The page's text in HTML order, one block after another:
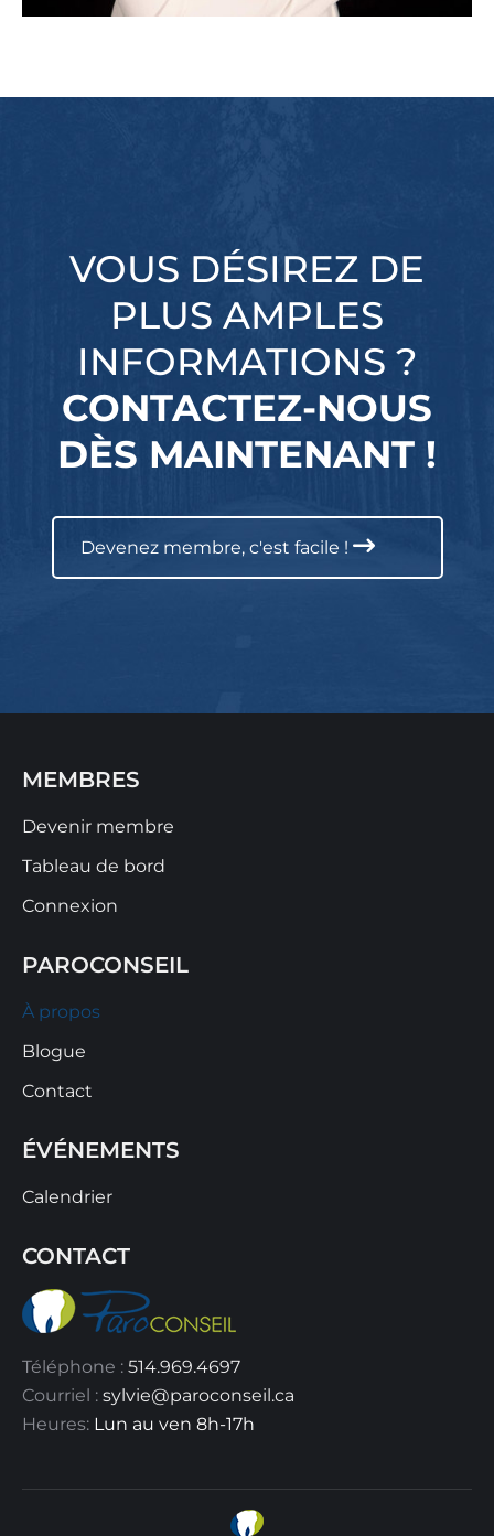
VOUS DÉSIREZ DE
PLUS AMPLES
INFORMATIONS ?
CONTACTEZ-NOUS
DÈS MAINTENANT !
Devenez membre, c'est facile !
MEMBRES
Devenir membre
Tableau de bord
Connexion
PAROCONSEIL
À propos
Blogue
Contact
ÉVÉNEMENTS
Calendrier
CONTACT
Téléphone : 514.969.4697
Courriel : sylvie@paroconseil.ca
Heures: Lun au ven 8h-17h